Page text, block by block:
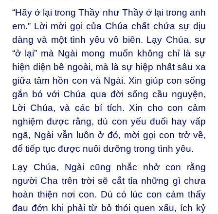
“Hãy ở lại trong Thầy như Thầy ở lại trong anh
em.” Lời mời gọi của Chúa chất chứa sự dịu
dàng và một tình yêu vô biên. Lạy Chúa, sự
“ở lại” mà Ngài mong muốn không chỉ là sự
hiện diện bề ngoài, mà là sự hiệp nhất sâu xa
giữa tâm hồn con và Ngài. Xin giúp con sống
gắn bó với Chúa qua đời sống cầu nguyện,
Lời Chúa, và các bí tích. Xin cho con cảm
nghiệm được rằng, dù con yếu đuối hay vấp
ngã, Ngài vẫn luôn ở đó, mời gọi con trở về,
để tiếp tục được nuôi dưỡng trong tình yêu.
Lạy Chúa, Ngài cũng nhắc nhở con rằng
người Cha trên trời sẽ cắt tỉa những gì chưa
hoàn thiện nơi con. Dù có lúc con cảm thấy
đau đớn khi phải từ bỏ thói quen xấu, ích kỷ